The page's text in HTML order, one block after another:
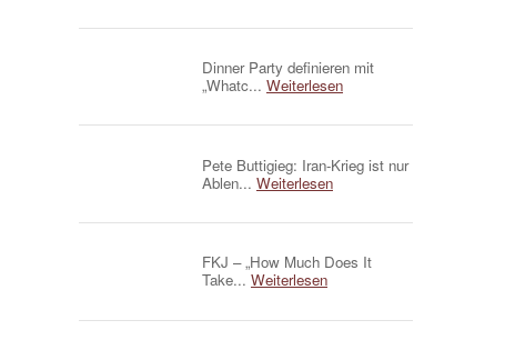
Dinner Party definieren mit
„Whatc... Weiterlesen
Pete Buttigieg: Iran-Krieg ist nur
Ablen... Weiterlesen
FKJ – „How Much Does It
Take... Weiterlesen